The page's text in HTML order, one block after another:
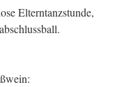
Elterntanzstunde,